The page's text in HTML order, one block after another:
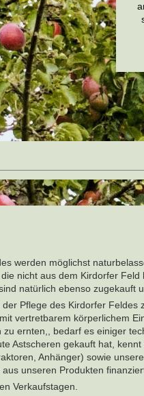
werden möglichst
nicht aus dem Kirdorfer Feld
natürlich ebenso zugekauft
Pflege des Kirdorfer Feldes
vertretbarem körperlichem
ernten,, bedarf es einiger
Astscheren gekauft hat, kennt
Anhänger) sowie
unseren Produkten
Verkaufstagen.